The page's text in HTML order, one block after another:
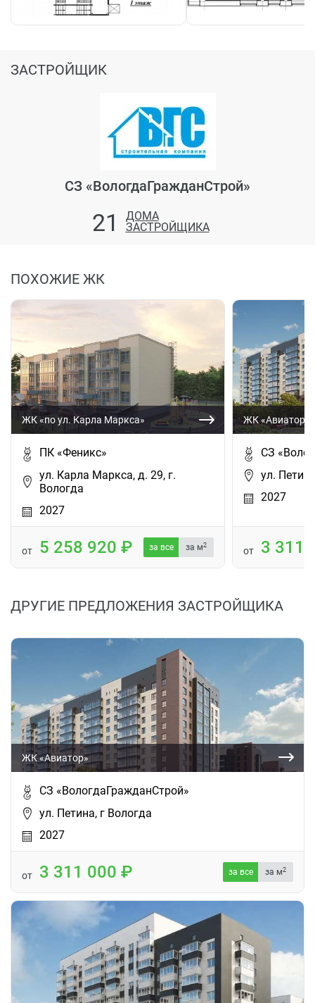
ЗАСТРОЙЩИК
СЗ «ВологдаГражданСтрой»
21
ДОМА
ЗАСТРОЙЩИКА
ПОХОЖИЕ ЖК
ЖК «по ул. Карла Маркса»
ПК «Феникс»
ул. Карла Маркса, д. 29, г.
Вологда
2027
от 5 258 920 за все за м2
ЖК «Авиатор»
СЗ
ул.
2027
от 3 311
ДРУГИЕ ПРЕДЛОЖЕНИЯ ЗАСТРОЙЩИКА
ЖК «Авиатор»
СЗ «ВологдаГражданСтрой»
ул. Петина, г Вологда
2027
от 3 311 000 за все за м2